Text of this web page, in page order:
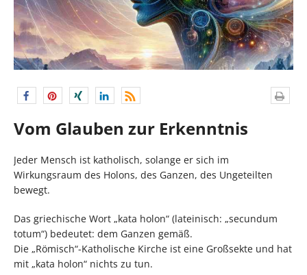
Vom Glauben zur Erkenntnis
Jeder Mensch ist katholisch, solange er sich im
Wirkungsraum des Holons, des Ganzen, des Ungeteilten
bewegt.
Das griechische Wort „kata holon“ (lateinisch: „secundum
totum“) bedeutet: dem Ganzen gemäß.
Die „Römisch“-Katholische Kirche ist eine Großsekte und hat
mit „kata holon“ nichts zu tun.